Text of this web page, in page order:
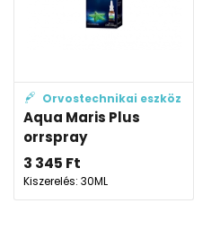
Orvostechnikai eszköz
Aqua Maris Plus
orrspray
3 345 Ft
Kiszerelés: 30ML